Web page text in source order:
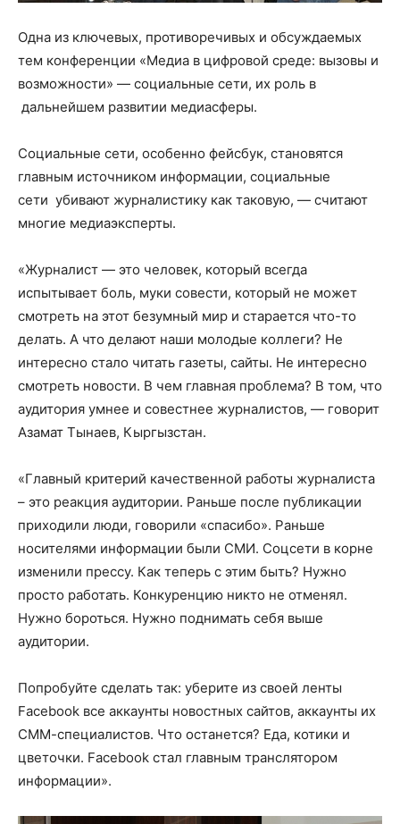
Одна из ключевых, противоречивых и обсуждаемых
тем конференции «Медиа в цифровой среде: вызовы и
возможности» — социальные сети, их роль в
дальнейшем развитии медиасферы.
Социальные сети, особенно фейсбук, становятся
главным источником информации, социальные
сети убивают журналистику как таковую, — считают
многие медиаэксперты.
«Журналист — это человек, который всегда
испытывает боль, муки совести, который не может
смотреть на этот безумный мир и старается что-то
делать. А что делают наши молодые коллеги? Не
интересно стало читать газеты, сайты. Не интересно
смотреть новости. В чем главная проблема? В том, что
аудитория умнее и совестнее журналистов, — говорит
Азамат Тынаев, Кыргызстан.
«Главный критерий качественной работы журналиста
– это реакция аудитории. Раньше после публикации
приходили люди, говорили «спасибо». Раньше
носителями информации были СМИ. Соцсети в корне
изменили прессу. Как теперь с этим быть? Нужно
просто работать. Конкуренцию никто не отменял.
Нужно бороться. Нужно поднимать себя выше
аудитории.
Попробуйте сделать так: уберите из своей ленты
Facebook все аккаунты новостных сайтов, аккаунты их
СММ-специалистов. Что останется? Еда, котики и
цветочки. Facebook стал главным транслятором
информации».